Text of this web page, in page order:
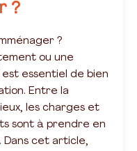
?
?
ou une
est essentiel de bien
Entre la
les charges et
sont à prendre en
Dans cet article,